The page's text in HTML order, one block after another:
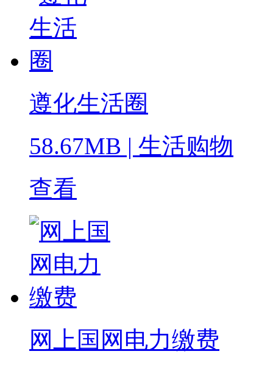
遵化生活圈
58.67MB | 生活购物
查看
网上国网电力缴费